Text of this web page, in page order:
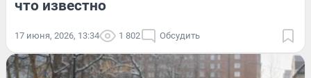
что известно
17 июня, 2026, 13:34 1 802 Обсудить